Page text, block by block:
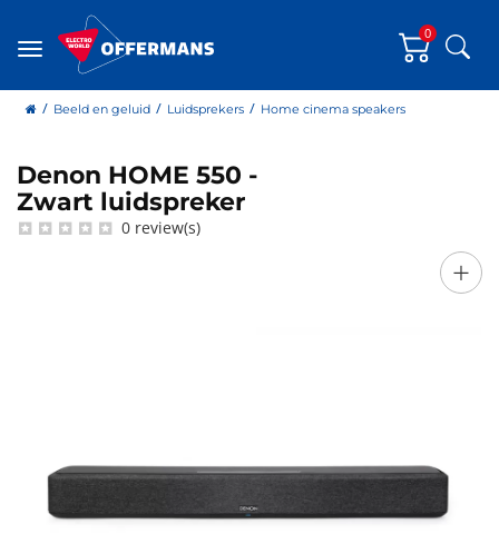
Menu
0
homeBeeld en geluid Luidsprekers Home cinema speakers
Denon
Denon HOME 550 -
Zwart luidspreker
0 review(s)
+